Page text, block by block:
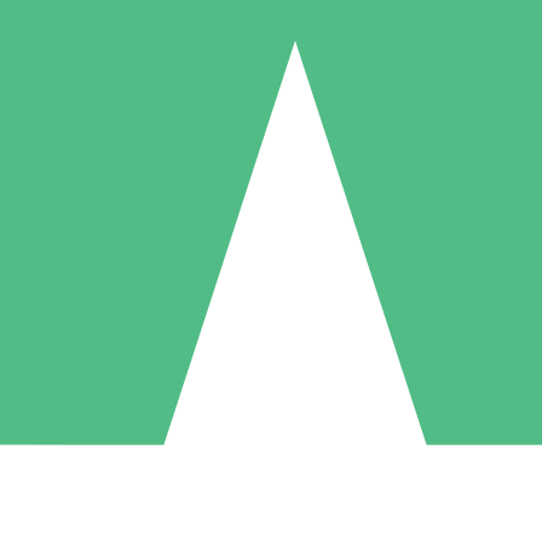
Individuele Creditpakketten
per gebruik met downloadtegoeden. Geen maandelijkse verplichting
5 Downloaden
US$